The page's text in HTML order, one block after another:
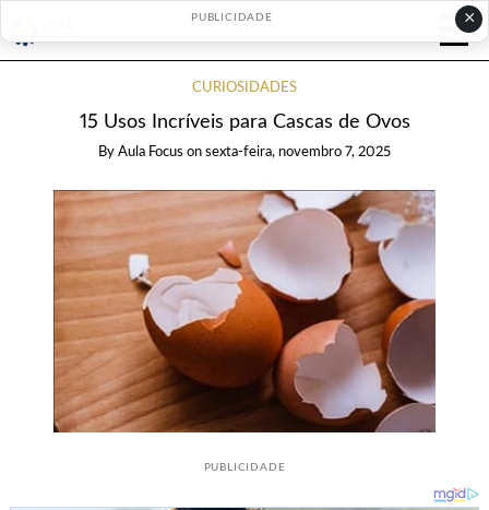
CURIOSIDADES
15 Usos Incríveis para Cascas de Ovos
By Aula Focus on sexta-feira, novembro 7, 2025
PUBLICIDADE
×
PUBLICIDADE